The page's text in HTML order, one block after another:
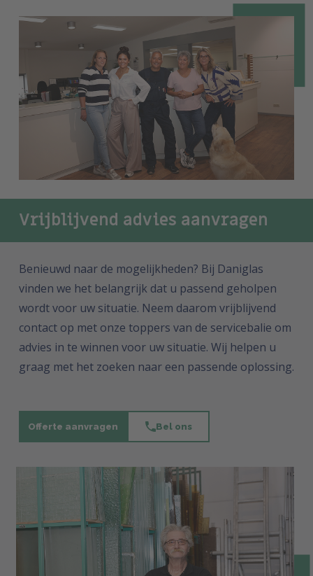
Vrijblijvend advies aanvragen
Benieuwd naar de mogelijkheden? Bij Daniglas
vinden we het belangrijk dat u passend geholpen
wordt voor uw situatie. Neem daarom vrijblijvend
contact op met onze toppers van de servicebalie om
advies in te winnen voor uw situatie. Wij helpen u
graag met het zoeken naar een passende oplossing.
Offerte aanvragen Bel ons